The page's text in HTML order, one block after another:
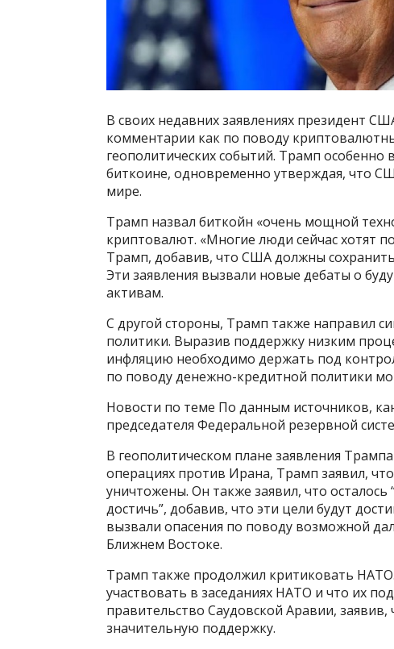
В своих недавних заявлениях президент
комментарии как по поводу
геополитических событий. Трамп
биткоине, одновременно утверждая, что
мире.
Трамп назвал биткойн «очень мощной
криптовалют. «Многие люди сейчас хотят
Трамп, добавив, что США должны сохранить
Эти заявления вызвали новые дебаты о
активам.
С другой стороны, Трамп также направил
политики. Выразив поддержку низким
инфляцию необходимо держать под
по поводу денежно-кредитной политики
Новости по теме По данным источников,
председателя Федеральной резервной
В геополитическом плане заявления
операциях против Ирана, Трамп заявил,
уничтожены. Он также заявил, что
достичь”, добавив, что эти цели будут
вызвали опасения по поводу возможной
Ближнем Востоке.
Трамп также продолжил критиковать
участвовать в заседаниях НАТО и что их
правительство Саудовской Аравии,
значительную поддержку.